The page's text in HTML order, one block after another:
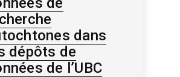
dans
dépôts de
de l’UBC